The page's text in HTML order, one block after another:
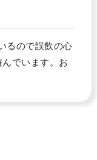
るので誤飲の心
でいます。お